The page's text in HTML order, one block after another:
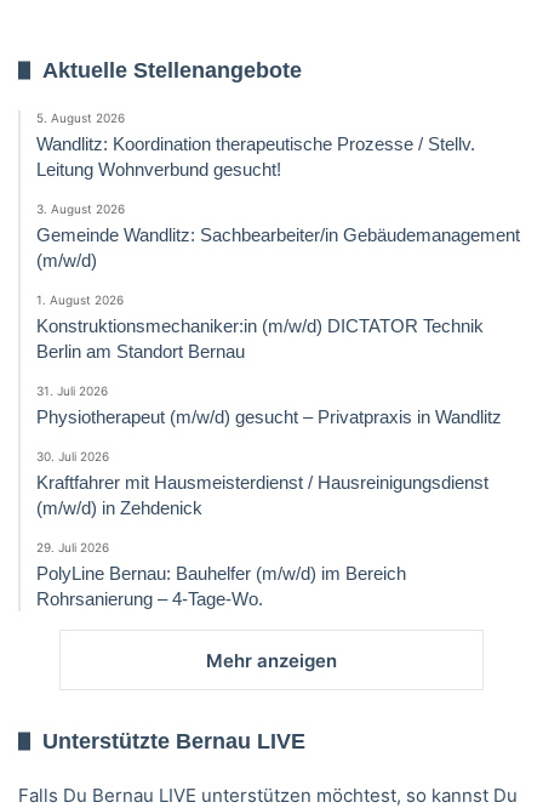
Aktuelle Stellenangebote
5. August 2026
Wandlitz: Koordination therapeutische Prozesse / Stellv.
Leitung Wohnverbund gesucht!
3. August 2026
Gemeinde Wandlitz: Sachbearbeiter/in Gebäudemanagement
(m/w/d)
1. August 2026
Konstruktionsmechaniker:in (m/w/d) DICTATOR Technik
Berlin am Standort Bernau
31. Juli 2026
Physiotherapeut (m/w/d) gesucht – Privatpraxis in Wandlitz
30. Juli 2026
Kraftfahrer mit Hausmeisterdienst / Hausreinigungsdienst
(m/w/d) in Zehdenick
29. Juli 2026
PolyLine Bernau: Bauhelfer (m/w/d) im Bereich
Rohrsanierung – 4-Tage-Wo.
Mehr anzeigen
Unterstützte Bernau LIVE
Falls Du Bernau LIVE unterstützen möchtest, so kannst Du